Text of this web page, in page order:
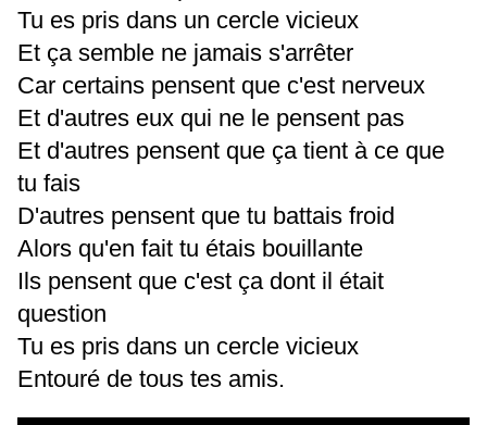
Tu es pris dans un cercle vicieux
Et ça semble ne jamais s'arrêter
Car certains pensent que c'est nerveux
Et d'autres eux qui ne le pensent pas
Et d'autres pensent que ça tient à ce que
tu fais
D'autres pensent que tu battais froid
Alors qu'en fait tu étais bouillante
Ils pensent que c'est ça dont il était
question
Tu es pris dans un cercle vicieux
Entouré de tous tes amis.